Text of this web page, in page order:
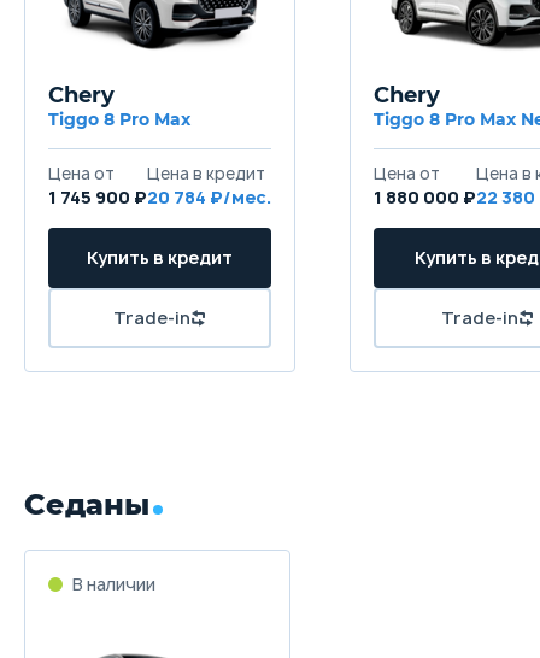
Chery
Tiggo 8 Pro Max
Цена от
1 745 900 ₽
Цена в кредит
20 784 ₽/мес.
Купить в кредит
Trade-in
Chery
Tiggo 8 Pro Max
Цена от
1 880 000 ₽
Цена в
22
Купить в
Trade-in
Седаны
В наличии